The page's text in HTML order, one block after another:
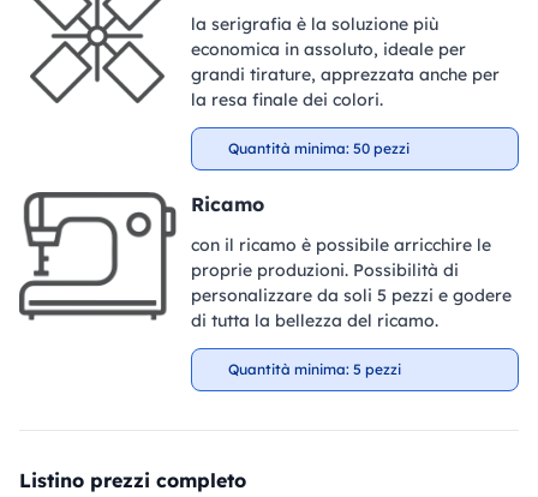
la serigrafia è la soluzione più
economica in assoluto, ideale per
grandi tirature, apprezzata anche per
la resa finale dei colori.
Quantità minima: 50 pezzi
Ricamo
con il ricamo è possibile arricchire le
proprie produzioni. Possibilità di
personalizzare da soli 5 pezzi e godere
di tutta la bellezza del ricamo.
Quantità minima: 5 pezzi
Listino prezzi completo